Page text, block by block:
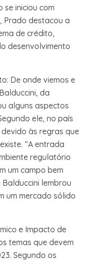
se iniciou com
Prado destacou a
de crédito,
desenvolvimento
De onde viemos e
da
alguns aspectos
ele, no país
às regras que
“A entrada
regulatório
um campo bem
lembrou
um mercado sólido
e Impacto de
temas que devem
Segundo os